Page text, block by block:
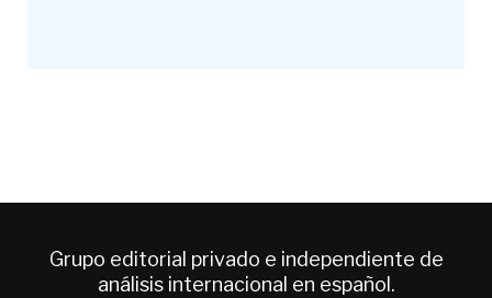
Grupo editorial privado e independiente de
análisis internacional en español.